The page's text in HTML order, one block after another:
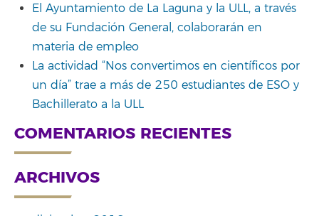
El Ayuntamiento de La Laguna y la ULL, a través
de su Fundación General, colaborarán en
materia de empleo
La actividad “Nos convertimos en científicos por
un día” trae a más de 250 estudiantes de ESO y
Bachillerato a la ULL
COMENTARIOS RECIENTES
ARCHIVOS